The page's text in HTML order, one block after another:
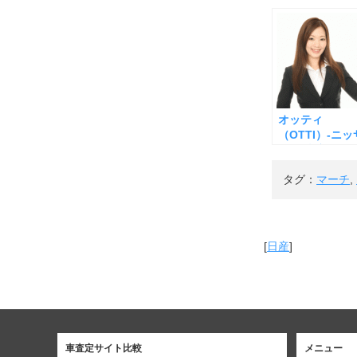
オッティ
（OTTI）-ニッ
タグ： マーチ,
[日産]
車査定サイト比較 メニュー